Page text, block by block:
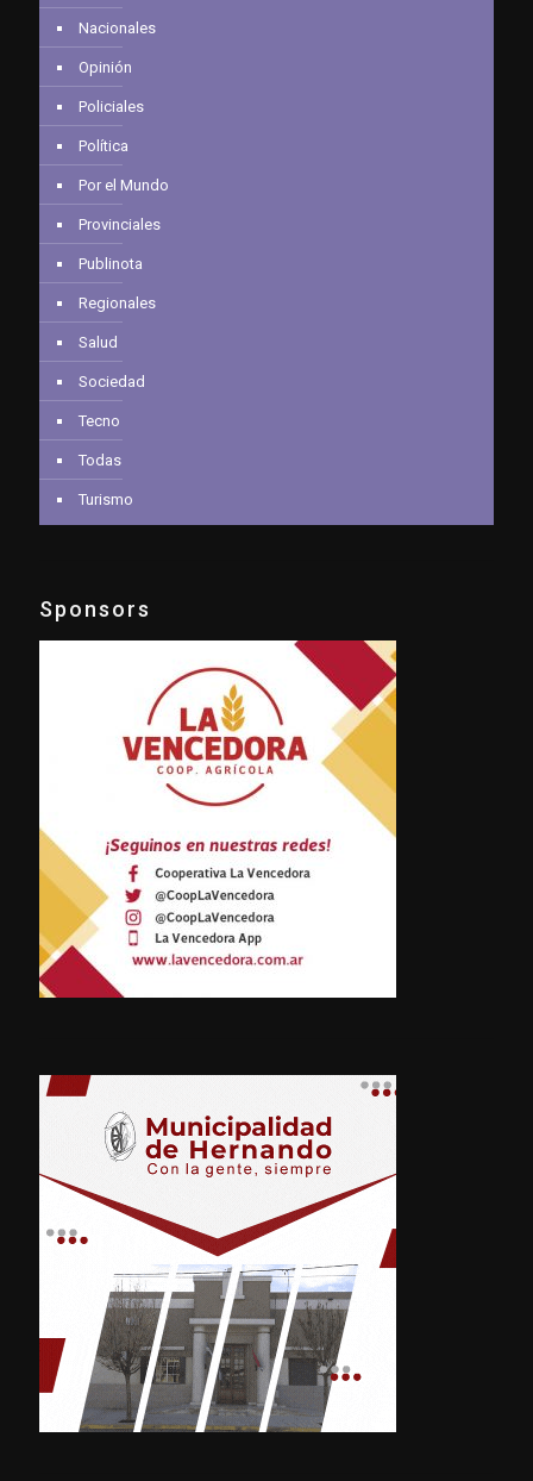
Nacionales
Opinión
Policiales
Política
Por el Mundo
Provinciales
Publinota
Regionales
Salud
Sociedad
Tecno
Todas
Turismo
Sponsors